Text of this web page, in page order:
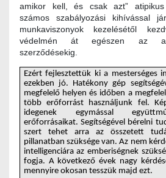
amikor kell, és csak azt” atipikus
számos szabályozási kihívással
munkaviszonyok kezelésétől
védelmén át egészen az
szerződésekig.
Ezért fejlesztettük ki a mesterséges
ezekben jó. Hatékony gép
megfelelő helyen és időben a
több erőforrást használjunk fel.
idegenek egymással
erőforrásaikat. Segítségével bérelni
szert tehet arra az összetett
pillanatban szüksége van. Az nem
intelligenciára az emberiségnek
fogja. A következő évek nagy
mennyire okosan tesszük majd ezt.